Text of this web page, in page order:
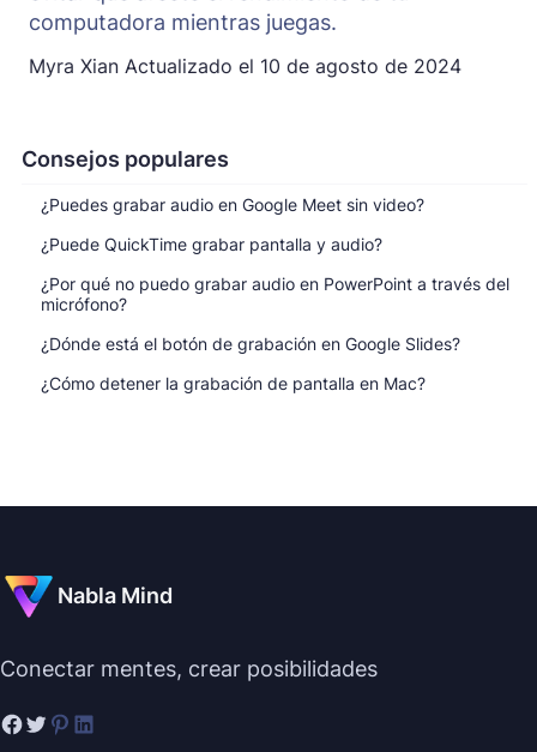
Consejos populares
¿Puedes grabar audio en Google Meet sin video?
¿Puede QuickTime grabar pantalla y audio?
¿Por qué no puedo grabar audio en PowerPoint a través del
micrófono?
¿Dónde está el botón de grabación en Google Slides?
¿Cómo detener la grabación de pantalla en Mac?
computadora mientras juegas.
Myra Xian Actualizado el 10 de agosto de 2024
Nabla Mind
Conectar mentes, crear posibilidades